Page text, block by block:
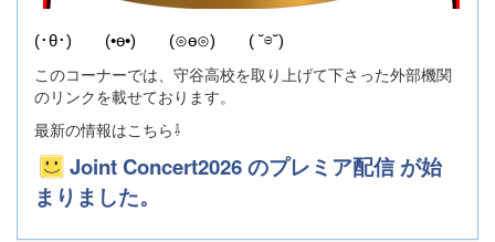
(･θ･) (•ө•) (⊙ө⊙) ( ˘⊖˘)
このコーナーでは、守谷高校を取り上げて下さった外部機関
のリンクを載せております。
最新の情報はこちら⇩
Joint Concert2026 のプレミア配信 が始
まりました。